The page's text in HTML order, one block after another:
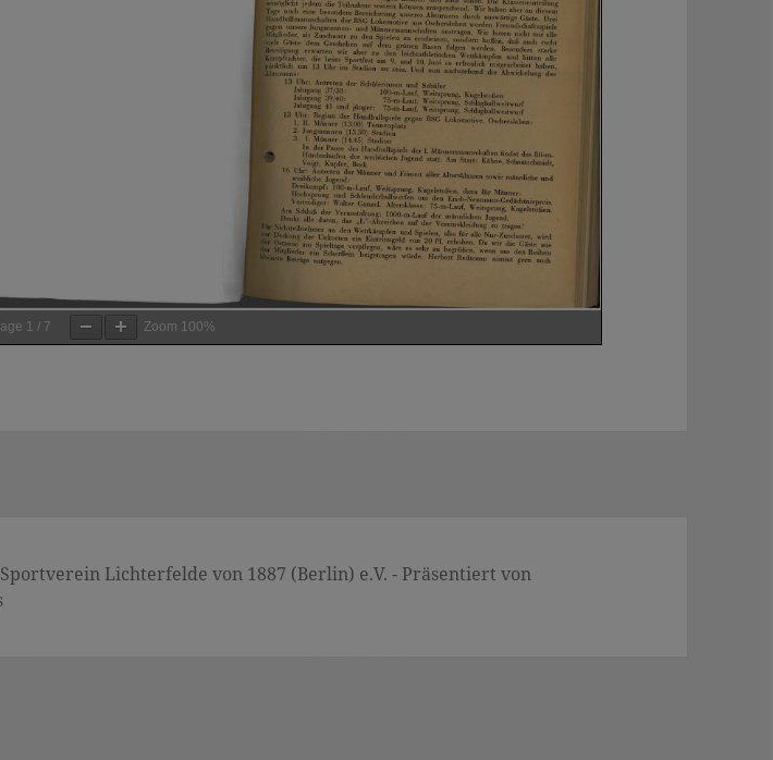
1 / 7 Zoom 100%
Lichterfelde von 1887 (Berlin) e.V. - Präsentiert von